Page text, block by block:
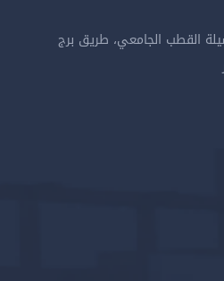
القطب الجامعي، طريق برج